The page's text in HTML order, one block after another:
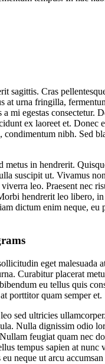
sagittis. Cras
at urna fringilla,
a mi egestas consectetur.
ex laoreet et. Donec
condimentum nibh. Sed
metus in hendrerit.
suscipit ut. Vivamus
leo. Praesent nec
hendrerit leo libero,
dictum enim neque, eu
eget malesuada
Curabitur placerat
eu tellus quis
porttitor quam semper et.
sed ultricies
Nulla dignissim odio
feugiat quam nec
tempus sapien at
neque ut arcu accumsan